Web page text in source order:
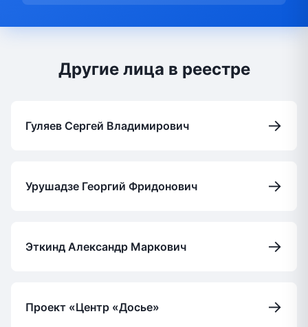
Другие лица в реестре
Гуляев Сергей Владимирович →
Урушадзе Георгий Фридонович →
Эткинд Александр Маркович →
Проект «Центр «Досье» →